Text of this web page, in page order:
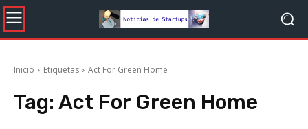
Inicio Etiquetas Act For Green Home
Tag: Act For Green Home